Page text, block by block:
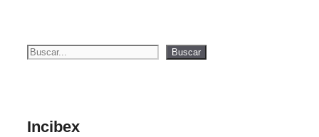
Buscar Buscar
Incibex